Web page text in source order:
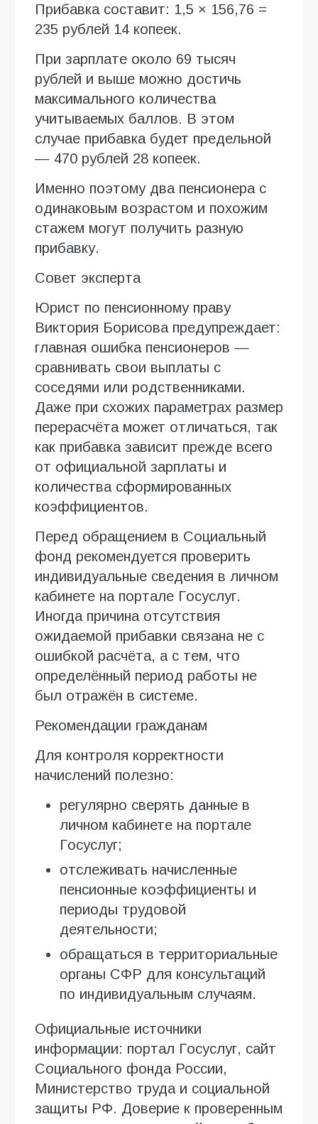
Прибавка составит: 1,5 × 156,76 =
235 рублей 14 копеек.
При зарплате около 69 тысяч
рублей и выше можно достичь
максимального количества
учитываемых баллов. В этом
случае прибавка будет предельной
— 470 рублей 28 копеек.
Именно поэтому два пенсионера с
одинаковым возрастом и похожим
стажем могут получить разную
прибавку.
Совет эксперта
Юрист по пенсионному праву
Виктория Борисова предупреждает:
главная ошибка пенсионеров —
сравнивать свои выплаты с
соседями или родственниками.
Даже при схожих параметрах размер
перерасчёта может отличаться, так
как прибавка зависит прежде всего
от официальной зарплаты и
количества сформированных
коэффициентов.
Перед обращением в Социальный
фонд рекомендуется проверить
индивидуальные сведения в личном
кабинете на портале Госуслуг.
Иногда причина отсутствия
ожидаемой прибавки связана не с
ошибкой расчёта, а с тем, что
определённый период работы не
был отражён в системе.
Рекомендации гражданам
Для контроля корректности
начислений полезно:
регулярно сверять данные в
личном кабинете на портале
Госуслуг;
отслеживать начисленные
пенсионные коэффициенты и
периоды трудовой
деятельности;
обращаться в территориальные
органы СФР для консультаций
по индивидуальным случаям.
Официальные источники
информации: портал Госуслуг, сайт
Социального фонда России,
Министерство труда и социальной
защиты РФ. Доверие к проверенным